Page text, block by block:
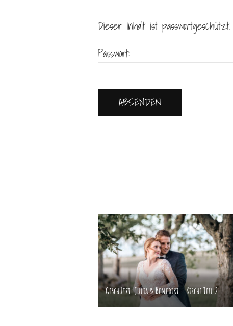
Dieser Inhalt ist
Passwort:
Geschützt: Julia & Benedikt – Kirche Teil 2